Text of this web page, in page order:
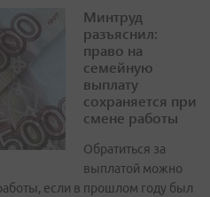
Минтруд
разъяснил:
право на
семейную
выплату
сохраняется при
смене работы
Обратиться за
выплатой можно
если в прошлом году был